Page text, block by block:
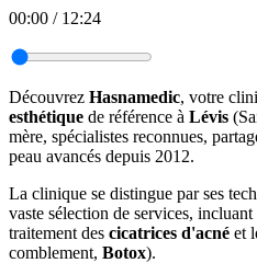
00:00 / 12:24
Découvrez Hasnamedic, votre
esthétique de référence à Lévis
mère, spécialistes reconnues,
peau avancés depuis 2012.
La clinique se distingue par ses
vaste sélection de services, incluant
traitement des cicatrices d'acné et
comblement, Botox).